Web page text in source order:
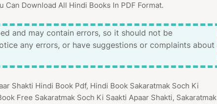
Can Download All Hindi Books In PDF Format.
and may contain errors, so it should not be
any errors, or have suggestions or complaints about
Shakti Hindi Book Pdf, Hindi Book Sakaratmak Soch Ki
Free Sakaratmak Soch Ki Saakti Apaar Shakti, Sakaratmak